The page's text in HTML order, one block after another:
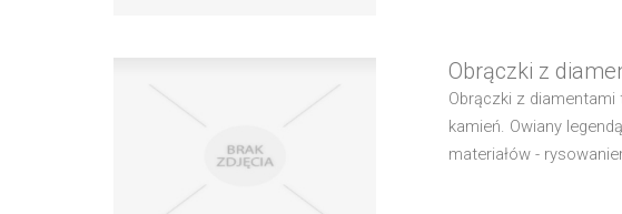
Obrączki z
Obrączki z diamentami
kamień. Owiany
materiałów -